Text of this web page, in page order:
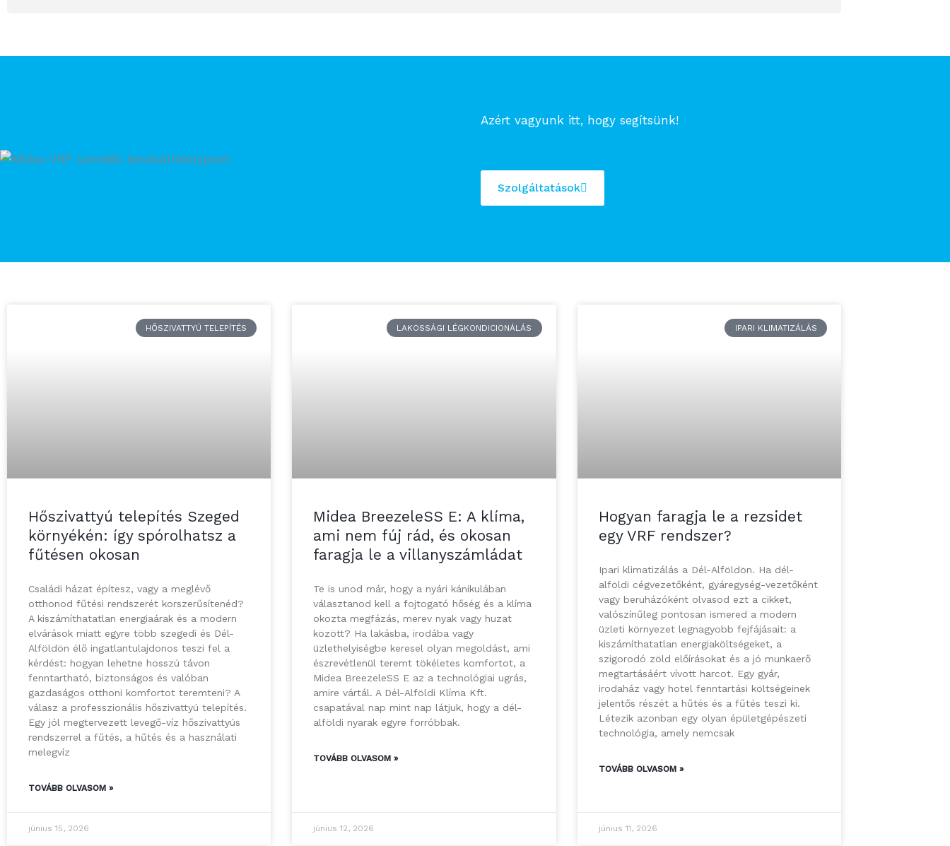
Azért vagyunk itt, hogy segítsünk!
Szolgáltatások
HŐSZIVATTYÚ TELEPÍTÉS
Hőszivattyú telepítés Szeged
környékén: így spórolhatsz a
fűtésen okosan
Családi házat építesz, vagy a meglévő
otthonod fűtési rendszerét korszerűsítenéd?
A kiszámíthatatlan energiaárak és a modern
elvárások miatt egyre több szegedi és Dél-
Alföldön élő ingatlantulajdonos teszi fel a
kérdést: hogyan lehetne hosszú távon
fenntartható, biztonságos és valóban
gazdaságos otthoni komfortot teremteni? A
válasz a professzionális hőszivattyú telepítés.
Egy jól megtervezett levegő-víz hőszivattyús
rendszerrel a fűtés, a hűtés és a használati
melegvíz
TOVÁBB OLVASOM »
június 15, 2026
LAKOSSÁGI LÉGKONDICIONÁLÁS
Midea BreezeleSS E: A klíma,
ami nem fúj rád, és okosan
faragja le a villanyszámládat
Te is unod már, hogy a nyári kánikulában
választanod kell a fojtogató hőség és a klíma
okozta megfázás, merev nyak vagy huzat
között? Ha lakásba, irodába vagy
üzlethelyiségbe keresel olyan megoldást, ami
észrevétlenül teremt tökéletes komfortot, a
Midea BreezeleSS E az a technológiai ugrás,
amire vártál. A Dél-Alföldi Klíma Kft.
csapatával nap mint nap látjuk, hogy a dél-
alföldi nyarak egyre forróbbak.
TOVÁBB OLVASOM »
június 12, 2026
IPARI KLIMATIZÁLÁS
Hogyan faragja le a rezsidet
egy VRF rendszer?
Ipari klimatizálás a Dél-Alföldön. Ha dél-
alföldi cégvezetőként, gyáregység-vezetőként
vagy beruházóként olvasod ezt a cikket,
valószínűleg pontosan ismered a modern
üzleti környezet legnagyobb fejfájásait: a
kiszámíthatatlan energiaköltségeket, a
szigorodó zöld előírásokat és a jó munkaerő
megtartásáért vívott harcot. Egy gyár,
irodaház vagy hotel fenntartási költségeinek
jelentős részét a hűtés és a fűtés teszi ki.
Létezik azonban egy olyan épületgépészeti
technológia, amely nemcsak
TOVÁBB OLVASOM »
június 11, 2026